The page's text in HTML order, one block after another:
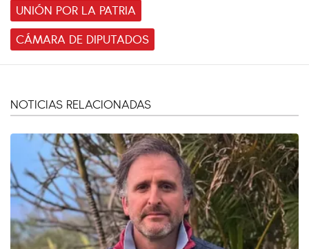
UNIÓN POR LA PATRIA
CÁMARA DE DIPUTADOS
NOTICIAS RELACIONADAS